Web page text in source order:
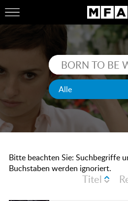
Bitte beachten Sie: Suchbegriffe
Buchstaben werden ignoriert.
Titel